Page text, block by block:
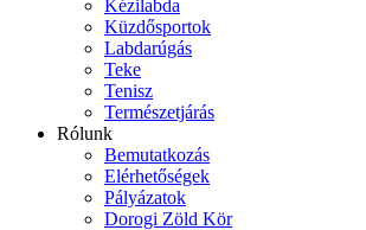
Kézilabda
Küzdősportok
Labdarúgás
Teke
Tenisz
Természetjárás
Rólunk
Bemutatkozás
Elérhetőségek
Pályázatok
Dorogi Zöld Kör